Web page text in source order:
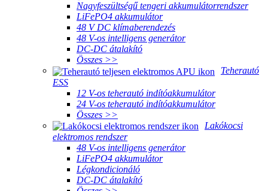
Nagyfeszültségű tengeri akkumulátorrendszer
LiFePO4 akkumulátor
48 V DC klímaberendezés
48 V-os intelligens generátor
DC-DC átalakító
Összes >>
Teherautó
ESS
12 V-os teherautó indítóakkumulátor
24 V-os teherautó indítóakkumulátor
Összes >>
Lakókocsi
elektromos rendszer
48 V-os intelligens generátor
LiFePO4 akkumulátor
Légkondicionáló
DC-DC átalakító